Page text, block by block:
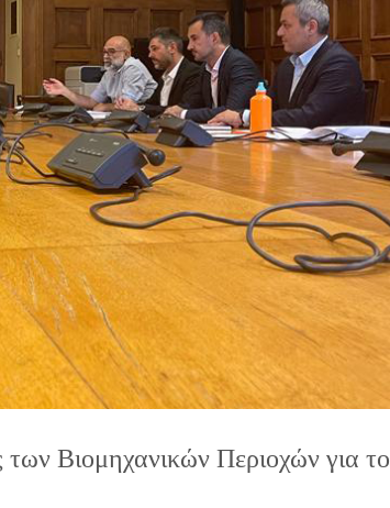
των Βιομηχανικών Περιοχών για το